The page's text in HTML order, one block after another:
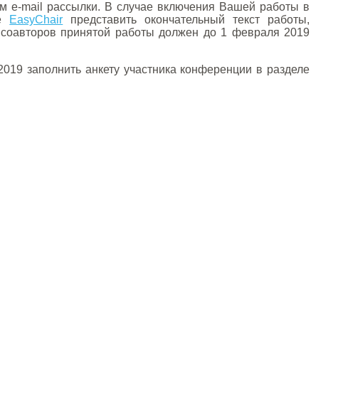
e-mail рассылки. В случае включения Вашей работы в
EasyChair представить окончательный текст работы,
принятой работы должен до 1 февраля 2019
заполнить анкету участника конференции в разделе